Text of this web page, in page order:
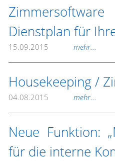
Dienstplan für
15.09.2015 mehr...
Housekeeping /
04.08.2015 mehr...
Neue Funktion:
für die interne